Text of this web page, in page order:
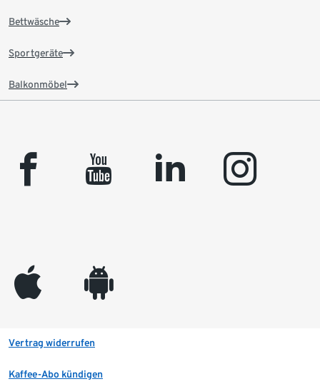
Bettwäsche
Sportgeräte
Balkonmöbel
facebook youtube linkedin instagram
appleinc android
Vertrag widerrufen
Kaffee-Abo kündigen